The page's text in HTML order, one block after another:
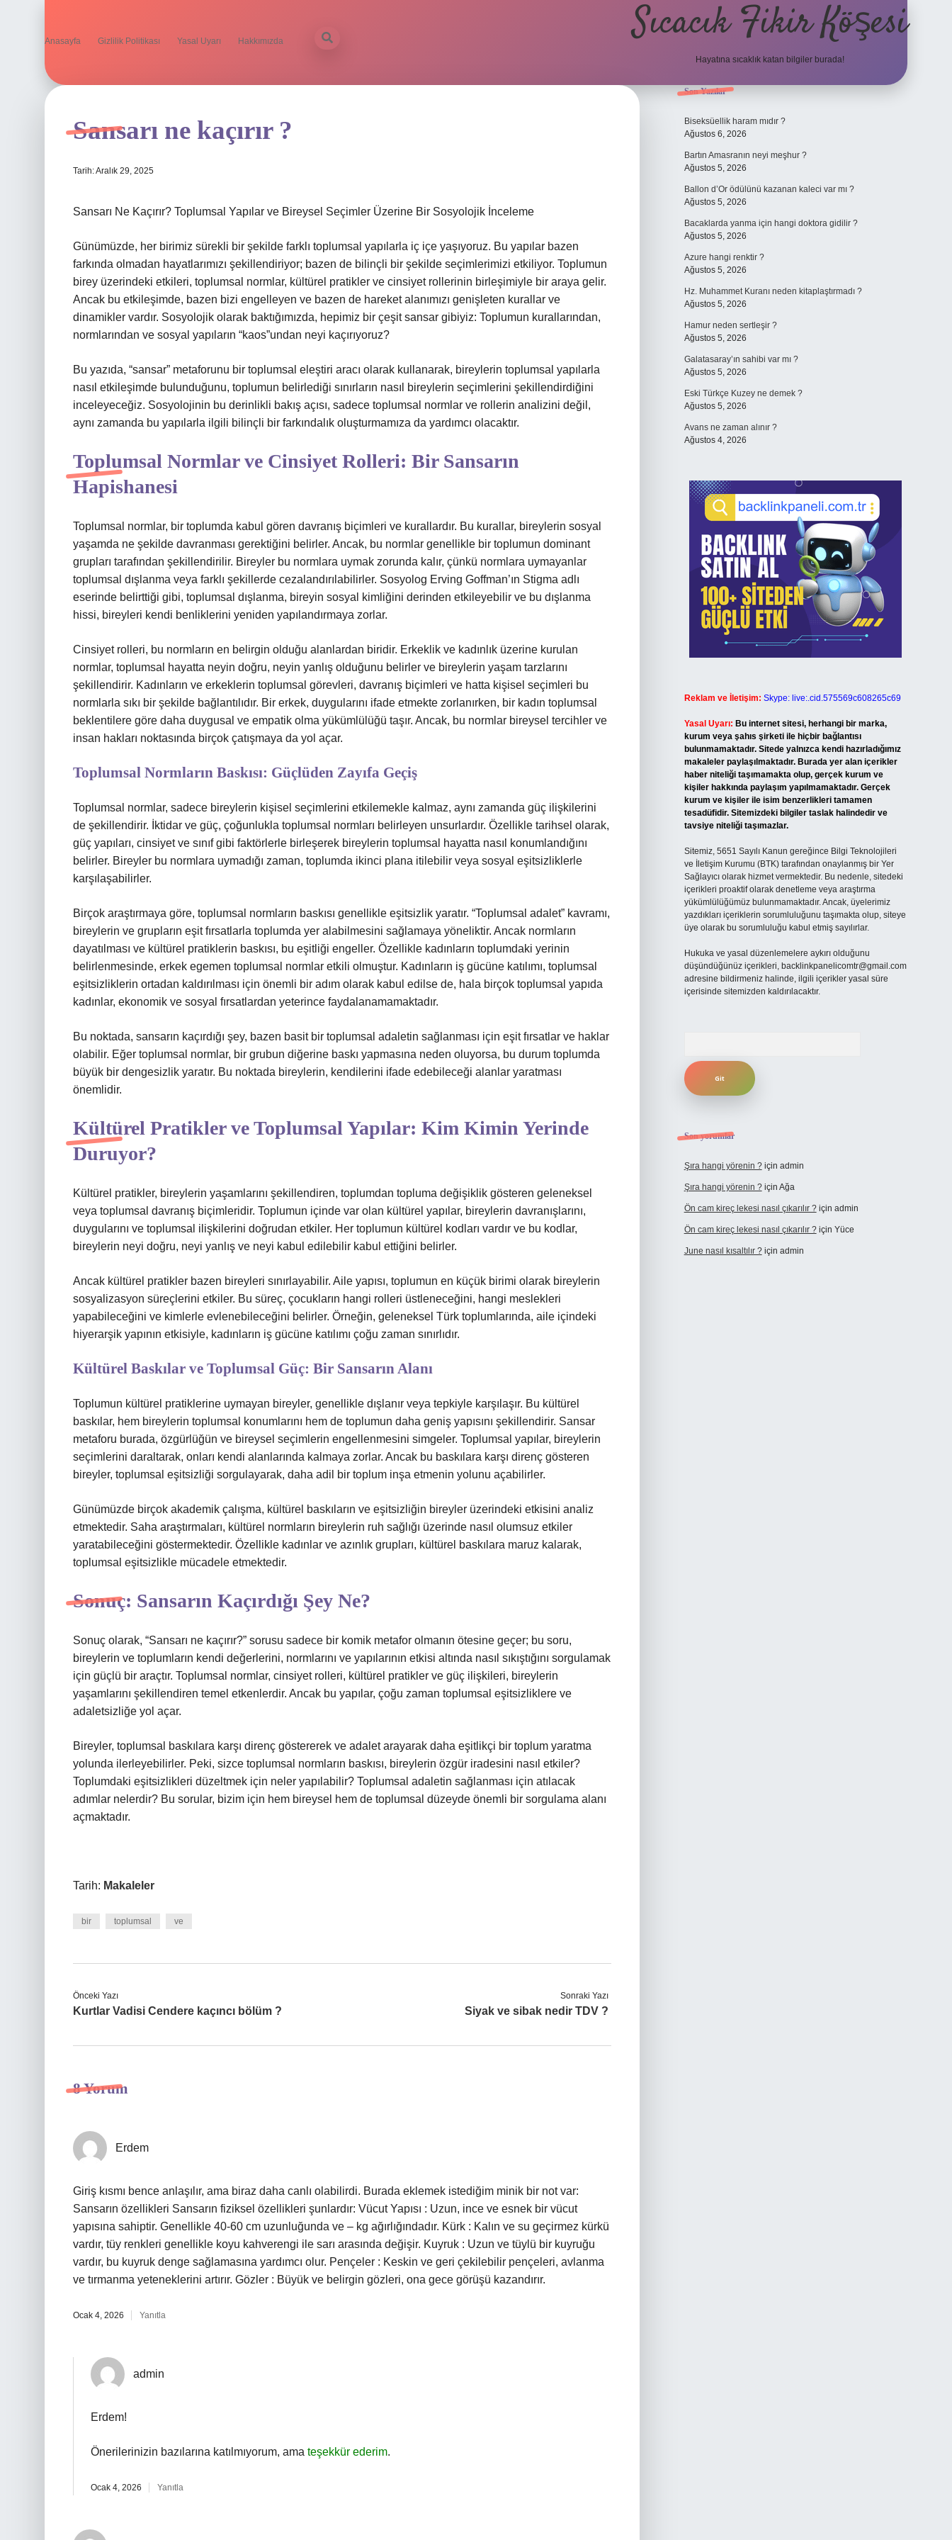
Anasayfa Gizlilik Politikası Yasal Uyarı Hakkımızda Sıcacık Fikir Köşesi
Hayatına sıcaklık katan bilgiler burada!
Sansarı ne kaçırır ?
Tarih: Aralık 29, 2025
Sansarı Ne Kaçırır? Toplumsal Yapılar ve Bireysel Seçimler Üzerine Bir Sosyolojik İnceleme
Günümüzde, her birimiz sürekli bir şekilde farklı toplumsal yapılarla iç içe yaşıyoruz. Bu yapılar bazen
farkında olmadan hayatlarımızı şekillendiriyor; bazen de bilinçli bir şekilde seçimlerimizi etkiliyor. Toplumun
birey üzerindeki etkileri, toplumsal normlar, kültürel pratikler ve cinsiyet rollerinin birleşimiyle bir araya gelir.
Ancak bu etkileşimde, bazen bizi engelleyen ve bazen de hareket alanımızı genişleten kurallar ve
dinamikler vardır. Sosyolojik olarak baktığımızda, hepimiz bir çeşit sansar gibiyiz: Toplumun kurallarından,
normlarından ve sosyal yapıların “kaos”undan neyi kaçırıyoruz?
Bu yazıda, “sansar” metaforunu bir toplumsal eleştiri aracı olarak kullanarak, bireylerin toplumsal yapılarla
nasıl etkileşimde bulunduğunu, toplumun belirlediği sınırların nasıl bireylerin seçimlerini şekillendirdiğini
inceleyeceğiz. Sosyolojinin bu derinlikli bakış açısı, sadece toplumsal normlar ve rollerin analizini değil,
aynı zamanda bu yapılarla ilgili bilinçli bir farkındalık oluşturmamıza da yardımcı olacaktır.
Toplumsal Normlar ve Cinsiyet Rolleri: Bir Sansarın
Hapishanesi
Toplumsal normlar, bir toplumda kabul gören davranış biçimleri ve kurallardır. Bu kurallar, bireylerin sosyal
yaşamda ne şekilde davranması gerektiğini belirler. Ancak, bu normlar genellikle bir toplumun dominant
grupları tarafından şekillendirilir. Bireyler bu normlara uymak zorunda kalır, çünkü normlara uymayanlar
toplumsal dışlanma veya farklı şekillerde cezalandırılabilirler. Sosyolog Erving Goffman’ın Stigma adlı
eserinde belirttiği gibi, toplumsal dışlanma, bireyin sosyal kimliğini derinden etkileyebilir ve bu dışlanma
hissi, bireyleri kendi benliklerini yeniden yapılandırmaya zorlar.
Cinsiyet rolleri, bu normların en belirgin olduğu alanlardan biridir. Erkeklik ve kadınlık üzerine kurulan
normlar, toplumsal hayatta neyin doğru, neyin yanlış olduğunu belirler ve bireylerin yaşam tarzlarını
şekillendirir. Kadınların ve erkeklerin toplumsal görevleri, davranış biçimleri ve hatta kişisel seçimleri bu
normlarla sıkı bir şekilde bağlantılıdır. Bir erkek, duygularını ifade etmekte zorlanırken, bir kadın toplumsal
beklentilere göre daha duygusal ve empatik olma yükümlülüğü taşır. Ancak, bu normlar bireysel tercihler ve
insan hakları noktasında birçok çatışmaya da yol açar.
Toplumsal Normların Baskısı: Güçlüden Zayıfa Geçiş
Toplumsal normlar, sadece bireylerin kişisel seçimlerini etkilemekle kalmaz, aynı zamanda güç ilişkilerini
de şekillendirir. İktidar ve güç, çoğunlukla toplumsal normları belirleyen unsurlardır. Özellikle tarihsel olarak,
güç yapıları, cinsiyet ve sınıf gibi faktörlerle birleşerek bireylerin toplumsal hayatta nasıl konumlandığını
belirler. Bireyler bu normlara uymadığı zaman, toplumda ikinci plana itilebilir veya sosyal eşitsizliklerle
karşılaşabilirler.
Birçok araştırmaya göre, toplumsal normların baskısı genellikle eşitsizlik yaratır. “Toplumsal adalet” kavramı,
bireylerin ve grupların eşit fırsatlarla toplumda yer alabilmesini sağlamaya yöneliktir. Ancak normların
dayatılması ve kültürel pratiklerin baskısı, bu eşitliği engeller. Özellikle kadınların toplumdaki yerinin
belirlenmesinde, erkek egemen toplumsal normlar etkili olmuştur. Kadınların iş gücüne katılımı, toplumsal
eşitsizliklerin ortadan kaldırılması için önemli bir adım olarak kabul edilse de, hala birçok toplumsal yapıda
kadınlar, ekonomik ve sosyal fırsatlardan yeterince faydalanamamaktadır.
Bu noktada, sansarın kaçırdığı şey, bazen basit bir toplumsal adaletin sağlanması için eşit fırsatlar ve haklar
olabilir. Eğer toplumsal normlar, bir grubun diğerine baskı yapmasına neden oluyorsa, bu durum toplumda
büyük bir dengesizlik yaratır. Bu noktada bireylerin, kendilerini ifade edebileceği alanlar yaratması
önemlidir.
Kültürel Pratikler ve Toplumsal Yapılar: Kim Kimin Yerinde
Duruyor?
Kültürel pratikler, bireylerin yaşamlarını şekillendiren, toplumdan topluma değişiklik gösteren geleneksel
veya toplumsal davranış biçimleridir. Toplumun içinde var olan kültürel yapılar, bireylerin davranışlarını,
duygularını ve toplumsal ilişkilerini doğrudan etkiler. Her toplumun kültürel kodları vardır ve bu kodlar,
bireylerin neyi doğru, neyi yanlış ve neyi kabul edilebilir kabul ettiğini belirler.
Ancak kültürel pratikler bazen bireyleri sınırlayabilir. Aile yapısı, toplumun en küçük birimi olarak bireylerin
sosyalizasyon süreçlerini etkiler. Bu süreç, çocukların hangi rolleri üstleneceğini, hangi meslekleri
yapabileceğini ve kimlerle evlenebileceğini belirler. Örneğin, geleneksel Türk toplumlarında, aile içindeki
hiyerarşik yapının etkisiyle, kadınların iş gücüne katılımı çoğu zaman sınırlıdır.
Kültürel Baskılar ve Toplumsal Güç: Bir Sansarın Alanı
Toplumun kültürel pratiklerine uymayan bireyler, genellikle dışlanır veya tepkiyle karşılaşır. Bu kültürel
baskılar, hem bireylerin toplumsal konumlarını hem de toplumun daha geniş yapısını şekillendirir. Sansar
metaforu burada, özgürlüğün ve bireysel seçimlerin engellenmesini simgeler. Toplumsal yapılar, bireylerin
seçimlerini daraltarak, onları kendi alanlarında kalmaya zorlar. Ancak bu baskılara karşı direnç gösteren
bireyler, toplumsal eşitsizliği sorgulayarak, daha adil bir toplum inşa etmenin yolunu açabilirler.
Günümüzde birçok akademik çalışma, kültürel baskıların ve eşitsizliğin bireyler üzerindeki etkisini analiz
etmektedir. Saha araştırmaları, kültürel normların bireylerin ruh sağlığı üzerinde nasıl olumsuz etkiler
yaratabileceğini göstermektedir. Özellikle kadınlar ve azınlık grupları, kültürel baskılara maruz kalarak,
toplumsal eşitsizlikle mücadele etmektedir.
Sonuç: Sansarın Kaçırdığı Şey Ne?
Sonuç olarak, “Sansarı ne kaçırır?” sorusu sadece bir komik metafor olmanın ötesine geçer; bu soru,
bireylerin ve toplumların kendi değerlerini, normlarını ve yapılarının etkisi altında nasıl sıkıştığını sorgulamak
için güçlü bir araçtır. Toplumsal normlar, cinsiyet rolleri, kültürel pratikler ve güç ilişkileri, bireylerin
yaşamlarını şekillendiren temel etkenlerdir. Ancak bu yapılar, çoğu zaman toplumsal eşitsizliklere ve
adaletsizliğe yol açar.
Bireyler, toplumsal baskılara karşı direnç göstererek ve adalet arayarak daha eşitlikçi bir toplum yaratma
yolunda ilerleyebilirler. Peki, sizce toplumsal normların baskısı, bireylerin özgür iradesini nasıl etkiler?
Toplumdaki eşitsizlikleri düzeltmek için neler yapılabilir? Toplumsal adaletin sağlanması için atılacak
adımlar nelerdir? Bu sorular, bizim için hem bireysel hem de toplumsal düzeyde önemli bir sorgulama alanı
açmaktadır.
Tarih: Makaleler
bir toplumsal ve
Önceki Yazı
Kurtlar Vadisi Cendere kaçıncı bölüm ?
Sonraki Yazı
Siyak ve sibak nedir TDV ?
8 Yorum
Erdem
Giriş kısmı bence anlaşılır, ama biraz daha canlı olabilirdi. Burada eklemek istediğim minik bir not var:
Sansarın özellikleri Sansarın fiziksel özellikleri şunlardır: Vücut Yapısı : Uzun, ince ve esnek bir vücut
yapısına sahiptir. Genellikle 40-60 cm uzunluğunda ve – kg ağırlığındadır. Kürk : Kalın ve su geçirmez kürkü
vardır, tüy renkleri genellikle koyu kahverengi ile sarı arasında değişir. Kuyruk : Uzun ve tüylü bir kuyruğu
vardır, bu kuyruk denge sağlamasına yardımcı olur. Pençeler : Keskin ve geri çekilebilir pençeleri, avlanma
ve tırmanma yeteneklerini artırır. Gözler : Büyük ve belirgin gözleri, ona gece görüşü kazandırır.
Ocak 4, 2026 Yanıtla
admin
Erdem!
Önerilerinizin bazılarına katılmıyorum, ama teşekkür ederim.
Ocak 4, 2026 Yanıtla
Sidebar
Son Yazılar
Biseksüellik haram mıdır ?
Ağustos 6, 2026
Bartın Amasranın neyi meşhur ?
Ağustos 5, 2026
Ballon d’Or ödülünü kazanan kaleci var mı ?
Ağustos 5, 2026
Bacaklarda yanma için hangi doktora gidilir ?
Ağustos 5, 2026
Azure hangi renktir ?
Ağustos 5, 2026
Hz. Muhammet Kuranı neden kitaplaştırmadı ?
Ağustos 5, 2026
Hamur neden sertleşir ?
Ağustos 5, 2026
Galatasaray’ın sahibi var mı ?
Ağustos 5, 2026
Eski Türkçe Kuzey ne demek ?
Ağustos 5, 2026
Avans ne zaman alınır ?
Ağustos 4, 2026
Reklam ve İletişim: Skype: live:.cid.575569c608265c69
Yasal Uyarı: Bu internet sitesi, herhangi bir marka,
kurum veya şahıs şirketi ile hiçbir bağlantısı
bulunmamaktadır. Sitede yalnızca kendi hazırladığımız
makaleler paylaşılmaktadır. Burada yer alan içerikler
haber niteliği taşımamakta olup, gerçek kurum ve
kişiler hakkında paylaşım yapılmamaktadır. Gerçek
kurum ve kişiler ile isim benzerlikleri tamamen
tesadüfidir. Sitemizdeki bilgiler taslak halindedir ve
tavsiye niteliği taşımazlar.
Sitemiz, 5651 Sayılı Kanun gereğince Bilgi Teknolojileri
ve İletişim Kurumu (BTK) tarafından onaylanmış bir Yer
Sağlayıcı olarak hizmet vermektedir. Bu nedenle, sitedeki
içerikleri proaktif olarak denetleme veya araştırma
yükümlülüğümüz bulunmamaktadır. Ancak, üyelerimiz
yazdıkları içeriklerin sorumluluğunu taşımakta olup, siteye
üye olarak bu sorumluluğu kabul etmiş sayılırlar.
Hukuka ve yasal düzenlemelere aykırı olduğunu
düşündüğünüz içerikleri, backlinkpanelicomtr@gmail.com
adresine bildirmeniz halinde, ilgili içerikler yasal süre
içerisinde sitemizden kaldırılacaktır.
Son yorumlar
Şıra hangi yörenin ?için admin
Şıra hangi yörenin ?için Ağa
Ön cam kireç lekesi nasıl çıkarılır ?için admin
Ön cam kireç lekesi nasıl çıkarılır ?için Yüce
June nasıl kısaltılır ?için admin